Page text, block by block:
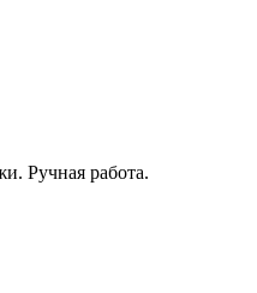
Ручная работа.